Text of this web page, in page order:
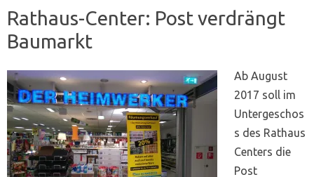
Rathaus-Center: Post verdrängt
Baumarkt
Ab August
2017 soll im
Untergeschos
s des Rathaus
Centers die
Post